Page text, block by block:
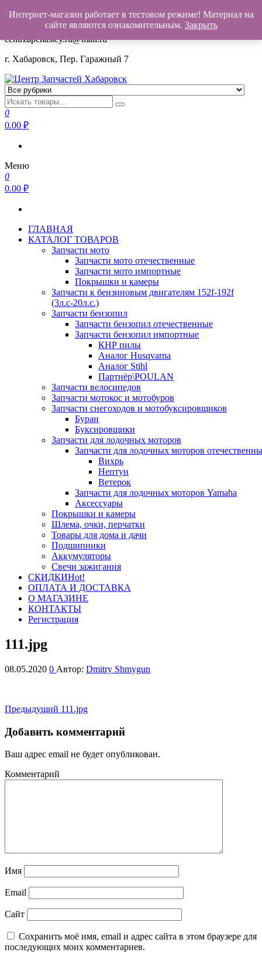
+7(962)503-00-25
centrzapchastey.ru@mail.ru
г. Хабаровск, Пер. Гаражный 7
Центр Запчастей Хабаровск
Запчасти для авто,
мото,бензопил,велосипедов,снегоходов,бензопил и т.д.
Хабаровск
0
0.00 ₽
Меню
0
0.00 ₽
ГЛАВНАЯ
КАТАЛОГ ТОВАРОВ
Запчасти мото
Запчасти мото отечественные
Запчасти мото импортные
Покрышки и камеры
Запчасти к бензиновым двигателям 152f-192f
(3л.с-20л.с.)
Запчасти бензопил
Запчасти бензопил отечественные
Запчасти бензопил импортные
КНР пилы
Аналог Husqvarna
Аналог Stihl
Партнёр\POULAN
Запчасти велосипедов
Запчасти мотокос и мотобуров
Запчасти снегоходов и мотобуксировщиков
Буран
Буксировщики
Запчасти для лодочных моторов
Запчасти для лодочных моторов
Вихрь
Нептун
Ветерок
Запчасти для лодочных моторов Yamaha
Аксессуары
Покрышки и камеры
Шлема, очки, перчатки
Товары для дома и дачи
Подшипники
Аккумуляторы
Свечи зажигания
СКИДКИHot!
ОПЛАТА И ДОСТАВКА
О МАГАЗИНЕ
КОНТАКТЫ
Регистрация
111.jpg
08.05.2020 0 Автор: Dmitry Shmygun
Навигация
по
записям
Предыдущая
Предыдущий 111.jpg
Добавить комментарий
Ваш адрес email не будет опубликован.
Комментарий
Имя
Email
Сайт
Сохранить моё имя, email и адрес сайта в этом браузере для
последующих моих комментариев.
Интернет-магазин работает в тестовом режиме! Материал на
сайте являются ознакомительным. Закрыть